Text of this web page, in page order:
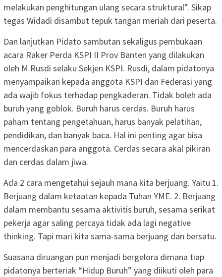
melakukan penghitungan ulang secara struktural”. Sikap
tegas Widadi disambut tepuk tangan meriah dari peserta.
Dan lanjutkan Pidato sambutan sekaligus pembukaan
acara Raker Perda KSPI II Prov Banten yang dilakukan
oleh M.Rusdi selaku Sekjen KSPI. Rusdi, dalam pidatonya
menyampaikan kepada anggota KSPI dan Federasi yang
ada wajib fokus terhadap pengkaderan. Tidak boleh ada
buruh yang goblok. Buruh harus cerdas. Buruh harus
paham tentang pengetahuan, harus banyak pelatihan,
pendidikan, dan banyak baca. Hal ini penting agar bisa
mencerdaskan para anggota. Cerdas secara akal pikiran
dan cerdas dalam jiwa.
Ada 2 cara mengetahui sejauh mana kita berjuang. Yaitu 1.
Berjuang dalam ketaatan kepada Tuhan YME. 2. Berjuang
dalam membantu sesama aktivitis buruh, sesama serikat
pekerja agar saling percaya tidak ada lagi negative
thinking. Tapi mari kita sama-sama berjuang dan bersatu.
Suasana diruangan pun menjadi bergelora dimana tiap
pidatonya berteriak “Hidup Buruh” yang diikuti oleh para